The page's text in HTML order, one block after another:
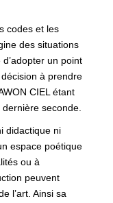
codes et les
des situations
un point
à prendre
CIEL étant
seconde.
didactique ni
espace poétique
ou à
peuvent
l’art. Ainsi sa